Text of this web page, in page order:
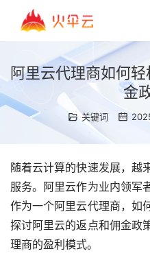
阿里云代理商如何
金
关键词
随着云计算的快速发展，越
服务。阿里云作为业内领军
作为一个阿里云代理商，如
探讨阿里云的返点和佣金政
理商的盈利模式。